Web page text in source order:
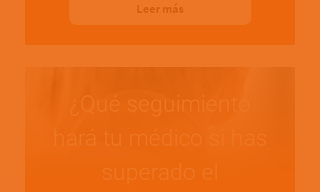
Leer más
¿Qué seguimiento
hará tu médico si has
superado el